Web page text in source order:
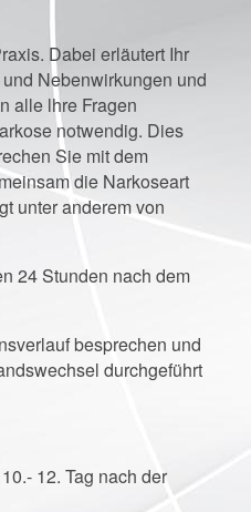
Dabei erläutert Ihr
Nebenwirkungen und
alle lhre Fragen
notwendig. Dies
Sie mit dem
die Narkoseart
unter anderem von
24 Stunden nach dem
besprechen und
durchgeführt
12. Tag nach der